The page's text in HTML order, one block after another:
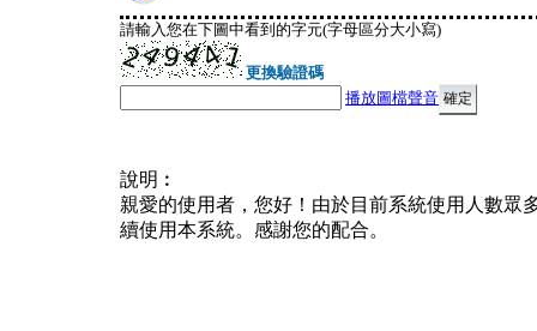
請輸入您在下圖中看到的字元(字母區分大小寫)
更換驗證碼
播放圖檔聲音
說明︰
親愛的使用者，您好！由於目前系統使用人數眾
續使用本系統。感謝您的配合。